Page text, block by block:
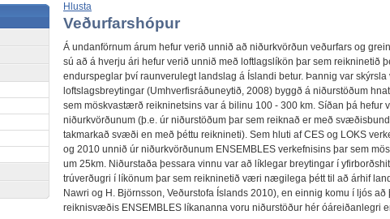
Hlusta
Veðurfarshópur
Á undanförnum árum hefur verið unnið að niðurkvörðun veðurfars og
sú að á hverju ári hefur verið unnið með loftlagslíkön þar sem reikninetið
endurspeglar því raunverulegt landslag á Íslandi betur. Þannig var
loftslagsbreytingar (Umhverfisráðuneytið, 2008) byggð á niðurstöðum
sem möskvastærð reikninetsins var á bilinu 100 - 300 km. Síðan þá hefur
niðurkvörðunum (þ.e. úr niðurstöðum þar sem reiknað er með
takmarkað svæði en með þéttu reiknineti). Sem hluti af CES og LOKS
og 2010 unnið úr niðurkvörðunum ENSEMBLES verkefnisins þar sem
um 25km. Niðurstaða þessara vinnu var að líklegar breytingar í
trúverðugri í líkönum þar sem reikninetið væri nægilega þétt til að árhif
Nawri og H. Björnsson, Veðurstofa Íslands 2010), en einnig komu í ljós að
reiknisvæðis ENSEMBLES líkananna voru niðurstöður hér óáreiðanlegri